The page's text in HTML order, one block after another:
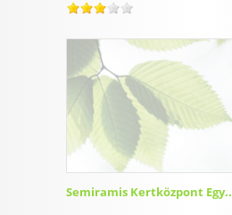
Semiramis Kertközpont Egy..